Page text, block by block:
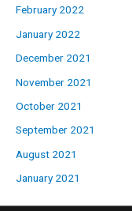
February 2022
January 2022
December 2021
November 2021
October 2021
September 2021
August 2021
January 2021